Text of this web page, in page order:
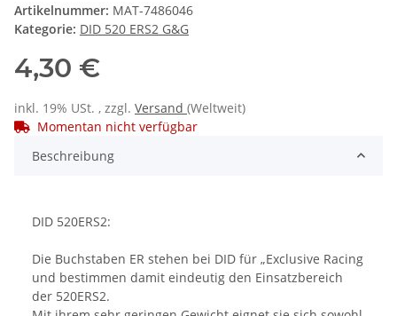
Artikelnummer: MAT-7486046
Kategorie: DID 520 ERS2 G&G
4,30 €
inkl. 19% USt. , zzgl. Versand (Weltweit)
Momentan nicht verfügbar
Beschreibung
DID 520ERS2:
Die Buchstaben ER stehen bei DID für „Exclusive Racing
und bestimmen damit eindeutig den Einsatzbereich
der 520ERS2.